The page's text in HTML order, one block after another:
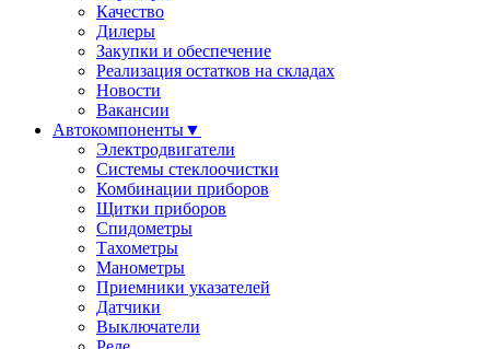
Качество
Дилеры
Закупки и обеспечение
Реализация остатков на складах
Новости
Вакансии
Автокомпоненты▼
Электродвигатели
Системы стеклоочистки
Комбинации приборов
Щитки приборов
Спидометры
Тахометры
Манометры
Приемники указателей
Датчики
Выключатели